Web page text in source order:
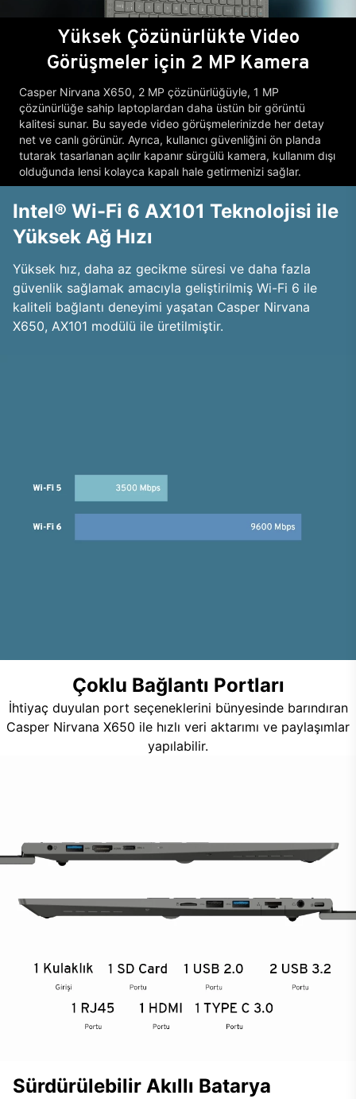
Yüksek Çözünürlükte Video
Görüşmeler için 2 MP Kamera
Casper Nirvana X650, 2 MP çözünürlüğüyle, 1 MP
çözünürlüğe sahip laptoplardan daha üstün bir görüntü
kalitesi sunar. Bu sayede video görüşmelerinizde her detay
net ve canlı görünür. Ayrıca, kullanıcı güvenliğini ön planda
tutarak tasarlanan açılır kapanır sürgülü kamera, kullanım dışı
olduğunda lensi kolayca kapalı hale getirmenizi sağlar.
Intel® Wi-Fi 6 AX101 Teknolojisi ile
Yüksek Ağ Hızı
Yüksek hız, daha az gecikme süresi ve daha fazla
güvenlik sağlamak amacıyla geliştirilmiş Wi-Fi 6 ile
kaliteli bağlantı deneyimi yaşatan Casper Nirvana
X650, AX101 modülü ile üretilmiştir.
Çoklu Bağlantı Portları
İhtiyaç duyulan port seçeneklerini bünyesinde barındıran
Casper Nirvana X650 ile hızlı veri aktarımı ve paylaşımlar
yapılabilir.
Sürdürülebilir Akıllı Batarya